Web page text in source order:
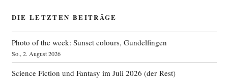
DIE LETZTEN BEITRÄGE
Photo of the week: Sunset colours, Gundelfingen
So., 2. August 2026
Science Fiction und Fantasy im Juli 2026 (der Rest)